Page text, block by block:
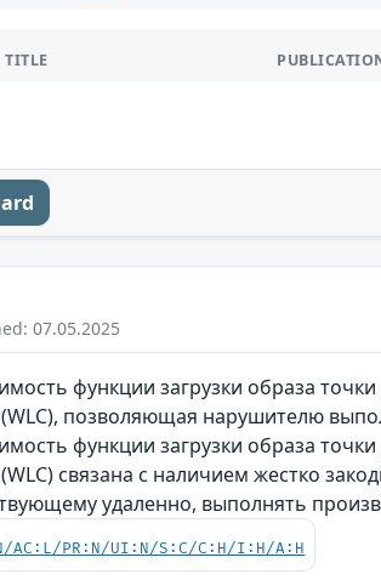
TITLE
07.05.2025
функции загрузки образа
(WLC), позволяющая нарушителю
функции загрузки образа
связана с наличием жестко
удаленно, выполнять
AC:L/PR:N/UI:N/S:C/C:H/I:H/A:H